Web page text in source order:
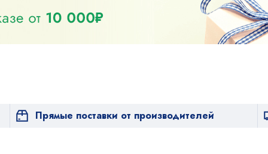
Прямые поставки от производителей